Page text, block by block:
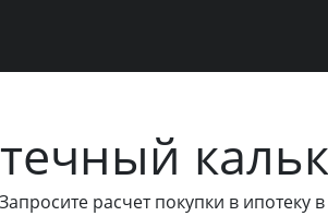
Запросите расчет покупки в ипотеку в